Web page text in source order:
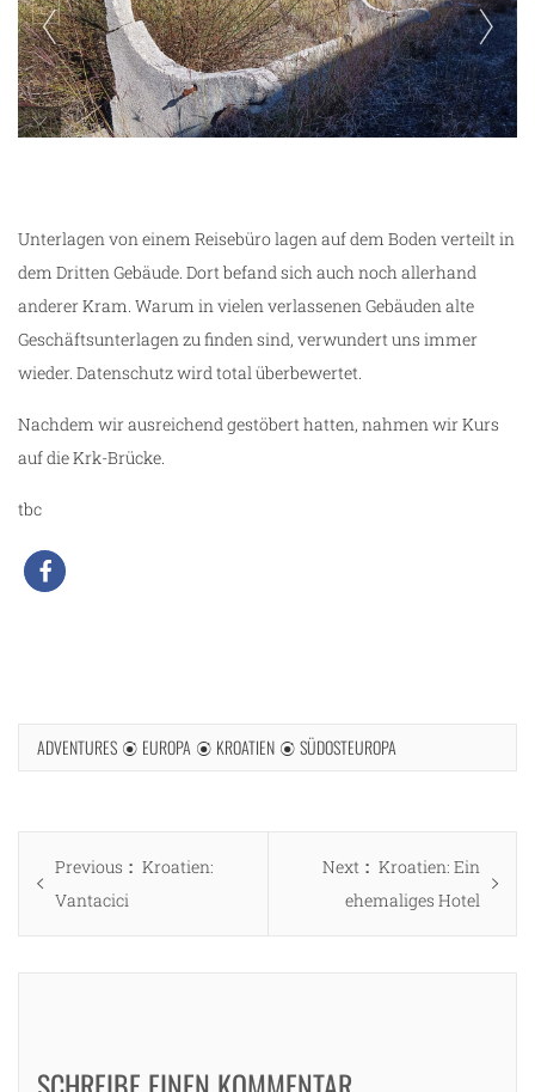
Unterlagen von einem Reisebüro lagen auf dem Boden verteilt in
dem Dritten Gebäude. Dort befand sich auch noch allerhand
anderer Kram. Warum in vielen verlassenen Gebäuden alte
Geschäftsunterlagen zu finden sind, verwundert uns immer
wieder. Datenschutz wird total überbewertet.
Nachdem wir ausreichend gestöbert hatten, nahmen wir Kurs
auf die Krk-Brücke.
tbc
ADVENTURES EUROPA KROATIEN SÜDOSTEUROPA
Beitragsnavigation
Previous
Previous
Kroatien:
Vantacici
Next
Next
post:
Kroatien: Ein
ehemaliges Hotel